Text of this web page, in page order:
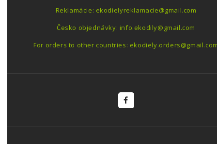
Reklamácie: ekodielyreklamacie@gmail.com
Česko objednávky: info.ekodily@gmail.com
For orders to other countries: